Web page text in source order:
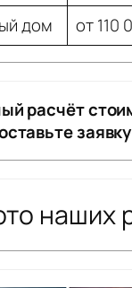
дом
от 110
расчёт
наших